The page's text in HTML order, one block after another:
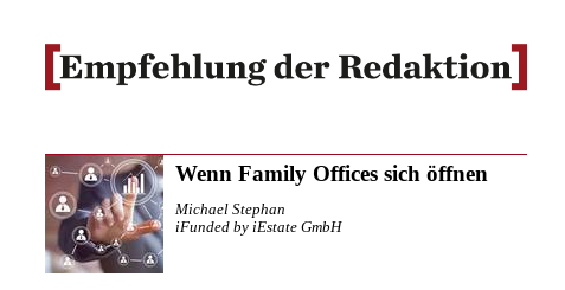
Wenn Family Offices sich öffnen
Michael Stephan
iFunded by iEstate GmbH